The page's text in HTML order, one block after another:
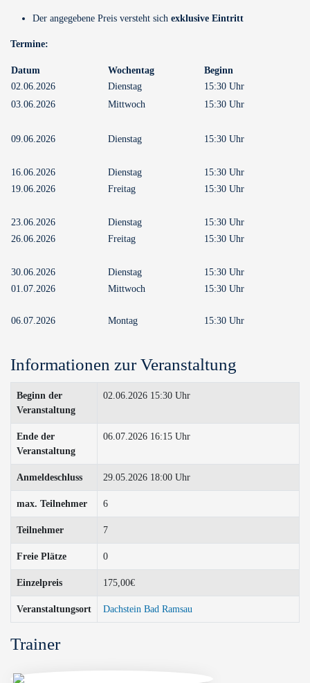
Der angegebene Preis versteht sich exklusive Eintritt
Termine:
Datum Wochentag
Beginn
02.06.2026
Dienstag
15:30 Uhr
03.06.2026
Mittwoch 15:30 Uhr
09.06.2026 Dienstag 15:30 Uhr
16.06.2026 Dienstag
15:30 Uhr
19.06.2026
Freitag 15:30 Uhr
23.06.2026 Dienstag
15:30 Uhr
26.06.2026
Freitag 15:30 Uhr
30.06.2026 Dienstag
15:30 Uhr
01.07.2026
Mittwoch 15:30 Uhr
06.07.2026 Montag 15:30 Uhr
Informationen zur Veranstaltung
Beginn der
Veranstaltung
02.06.2026 15:30 Uhr
Ende der
Veranstaltung
06.07.2026 16:15 Uhr
Anmeldeschluss 29.05.2026 18:00 Uhr
max. Teilnehmer 6
Teilnehmer 7
Freie Plätze 0
Einzelpreis 175,00€
Veranstaltungsort Dachstein Bad Ramsau
Trainer